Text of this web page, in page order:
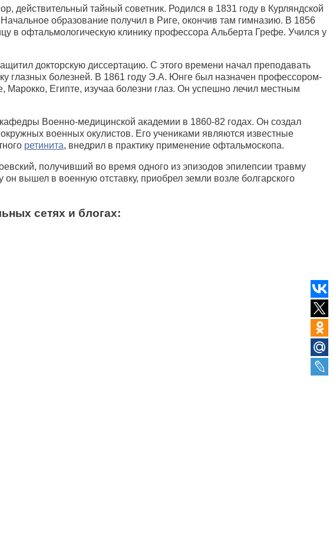
действительный тайный советник. Родился в 1831 году в Курляндской
образование получил в Риге, окончив там гимназию. В 1856
в офтальмологическую клинику профессора Альберта Грефе. Учился у
докторскую диссертацию. С этого времени начал преподавать
глазных болезней. В 1861 году Э.А. Юнге был назначен профессором-
Египте, изучаа болезни глаз. Он успешно лечил местным
Военно-медицинской академии в 1860-82 годах. Он создал
военных окулистов. Его учениками являются известные
ретинита, внедрил в практику применение офтальмоскопа.
получивший во время одного из эпизодов эпилепсии травму
вышел в военную отставку, приобрел земли возле болгарского
сетях и блогах: